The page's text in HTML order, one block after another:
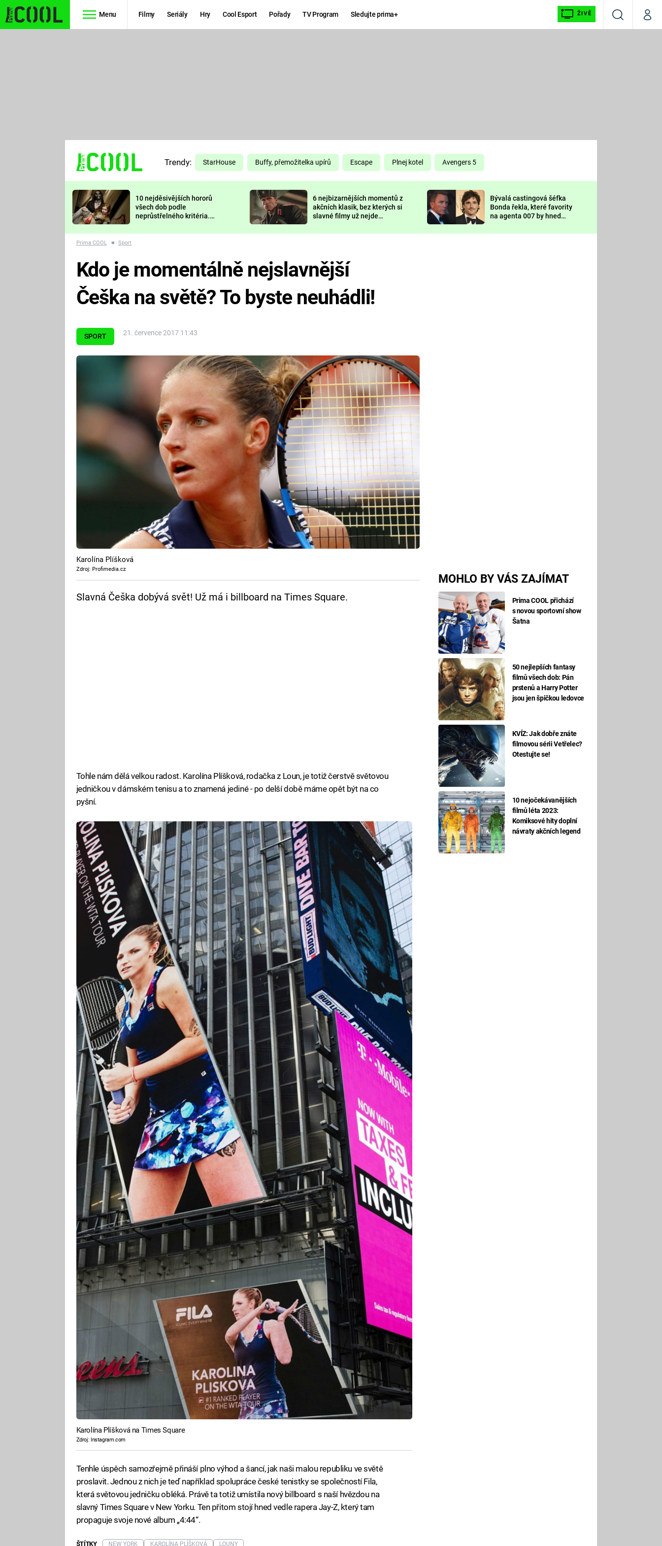
Menu Filmy Seriály Hry Cool Esport Pořady TV Program Sledujte prima+ ŽIVĚ
VyhledáváníMůj
TŘESKU
FUTURAMA
PREDÁTOR
DELIVERANCE
KOMEDIE
CHUCK
NORRIS
DEADPOOL
Prima LAJK
Sledujte nás
Trendy: StarHouse Buffy, přemožitelka upírů Escape Plnej kotel Avengers 5
10 nejděsivějších hororů
všech dob podle
neprůstřelného kritéria.
nejvíc zvednou tep?
6 nejbizarnějších momentů z
akčních klasik, bez kterých si
slavné filmy už nejde
Bývalá castingová šéfka
Bonda řekla, které favority
na agenta 007 by hned
Prima COOL ■ Sport
SPORT 21. července 2017 11:43
MOHLO BY VÁS ZAJÍMAT
Prima COOL přichází
s novou sportovní show
Šatna
50 nejlepších fantasy
filmů všech dob: Pán
prstenů a Harry Potter
jsou jen špičkou ledovce
KVÍZ: Jak dobře znáte
filmovou sérii Vetřelec?
Otestujte se!
10 nejočekávanějších
filmů léta 2023:
Komiksové hity doplní
návraty akčních legend
Kdo je momentálně nejslavnější
Češka na světě? To byste neuhádli!
Karolína Plíšková
Zdroj: Profimedia.cz
Slavná Češka dobývá svět! Už má i billboard na Times Square.
Tohle nám dělá velkou radost. Karolína Plíšková, rodačka z Loun, je totiž čerstvě světovou
jedničkou v dámském tenisu a to znamená jediné - po delší době máme opět být na co
pyšní.
Karolína Plíšková na Times Square
Zdroj: Instagram.com
Tenhle úspěch samozřejmě přináší plno výhod a šancí, jak naši malou republiku ve světě
proslavit. Jednou z nich je teď například spolupráce české tenistky se společností Fila,
která světovou jedničku obléká. Právě ta totiž umístila nový billboard s naší hvězdou na
slavný Times Square v New Yorku. Ten přitom stojí hned vedle rapera Jay-Z, který tam
propaguje svoje nové album „4:44“.
ŠTÍTKY NEW YORK KAROLÍNA PLÍŠKOVÁ
LOUNY